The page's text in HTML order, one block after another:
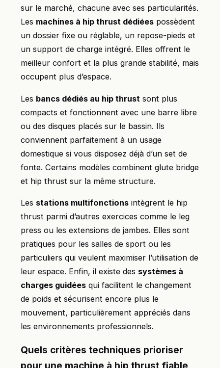
sur le marché, chacune avec ses particularités.
Les machines à hip thrust dédiées possèdent
un dossier fixe ou réglable, un repose-pieds et
un support de charge intégré. Elles offrent le
meilleur confort et la plus grande stabilité, mais
occupent plus d’espace.
Les bancs dédiés au hip thrust sont plus
compacts et fonctionnent avec une barre libre
ou des disques placés sur le bassin. Ils
conviennent parfaitement à un usage
domestique si vous disposez déjà d’un set de
fonte. Certains modèles combinent glute bridge
et hip thrust sur la même structure.
Les stations multifonctions intègrent le hip
thrust parmi d’autres exercices comme le leg
press ou les extensions de jambes. Elles sont
pratiques pour les salles de sport ou les
particuliers qui veulent maximiser l’utilisation de
leur espace. Enfin, il existe des systèmes à
charges guidées qui facilitent le changement
de poids et sécurisent encore plus le
mouvement, particulièrement appréciés dans
les environnements professionnels.
Quels critères techniques prioriser